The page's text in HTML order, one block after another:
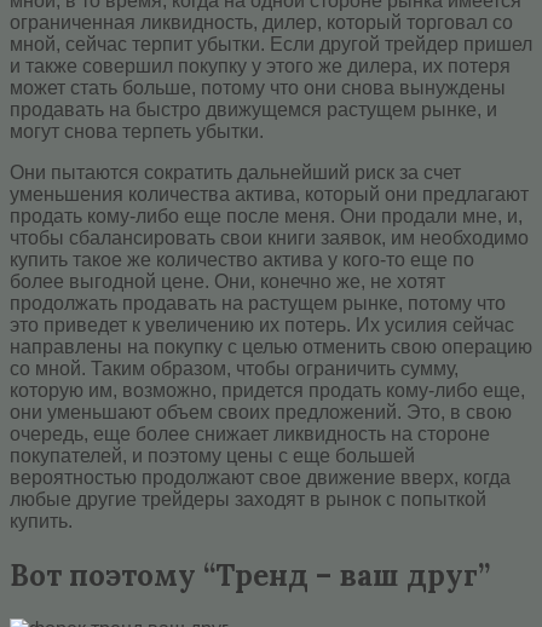
ограниченная ликвидность, дилер, который торговал со
мной, сейчас терпит убытки. Если другой трейдер пришел
и также совершил покупку у этого же дилера, их потеря
может стать больше, потому что они снова вынуждены
продавать на быстро движущемся растущем рынке, и
могут снова терпеть убытки.
Они пытаются сократить дальнейший риск за счет
уменьшения количества актива, который они предлагают
продать кому-либо еще после меня. Они продали мне, и,
чтобы сбалансировать свои книги заявок, им необходимо
купить такое же количество актива у кого-то еще по
более выгодной цене. Они, конечно же, не хотят
продолжать продавать на растущем рынке, потому что
это приведет к увеличению их потерь. Их усилия сейчас
направлены на покупку с целью отменить свою операцию
со мной. Таким образом, чтобы ограничить сумму,
которую им, возможно, придется продать кому-либо еще,
они уменьшают объем своих предложений. Это, в свою
очередь, еще более снижает ликвидность на стороне
покупателей, и поэтому цены с еще большей
вероятностью продолжают свое движение вверх, когда
любые другие трейдеры заходят в рынок с попыткой
купить.
Вот поэтому “Тренд – ваш друг”